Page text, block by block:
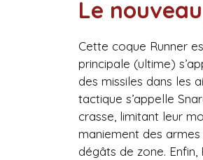
Le
Cette coque Runner
principale (ultime)
des missiles dans les
tactique s’appelle
crasse, limitant leur
maniement des
dégâts de zone.